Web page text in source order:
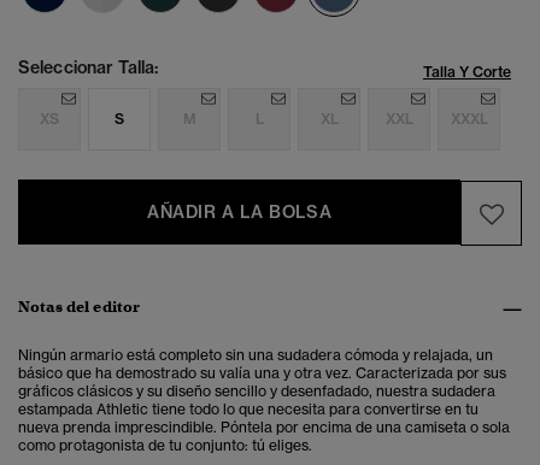
Seleccionar Talla: Talla Y Corte
XS S M L XL XXL XXXL
AÑADIR A LA BOLSA
Notas del editor
Ningún armario está completo sin una sudadera cómoda y relajada, un
básico que ha demostrado su valía una y otra vez. Caracterizada por sus
gráficos clásicos y su diseño sencillo y desenfadado, nuestra sudadera
estampada Athletic tiene todo lo que necesita para convertirse en tu
nueva prenda imprescindible. Póntela por encima de una camiseta o sola
como protagonista de tu conjunto: tú eliges.